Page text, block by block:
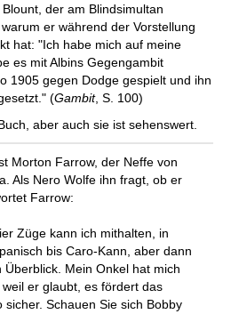
der am Blindsimultan
er während der Vorstellung
hat: "Ich habe mich auf meine
es mit Albins Gegengambit
1905 gegen Dodge gespielt und ihn
(Gambit, S. 100)
aber auch sie ist sehenswert.
Morton Farrow, der Neffe von
Als Nero Wolfe ihn fragt, ob er
Farrow:
Züge kann ich mithalten, in
bis Caro-Kann, aber dann
Mein Onkel hat mich
er glaubt, es fördert das
Schauen Sie sich Bobby